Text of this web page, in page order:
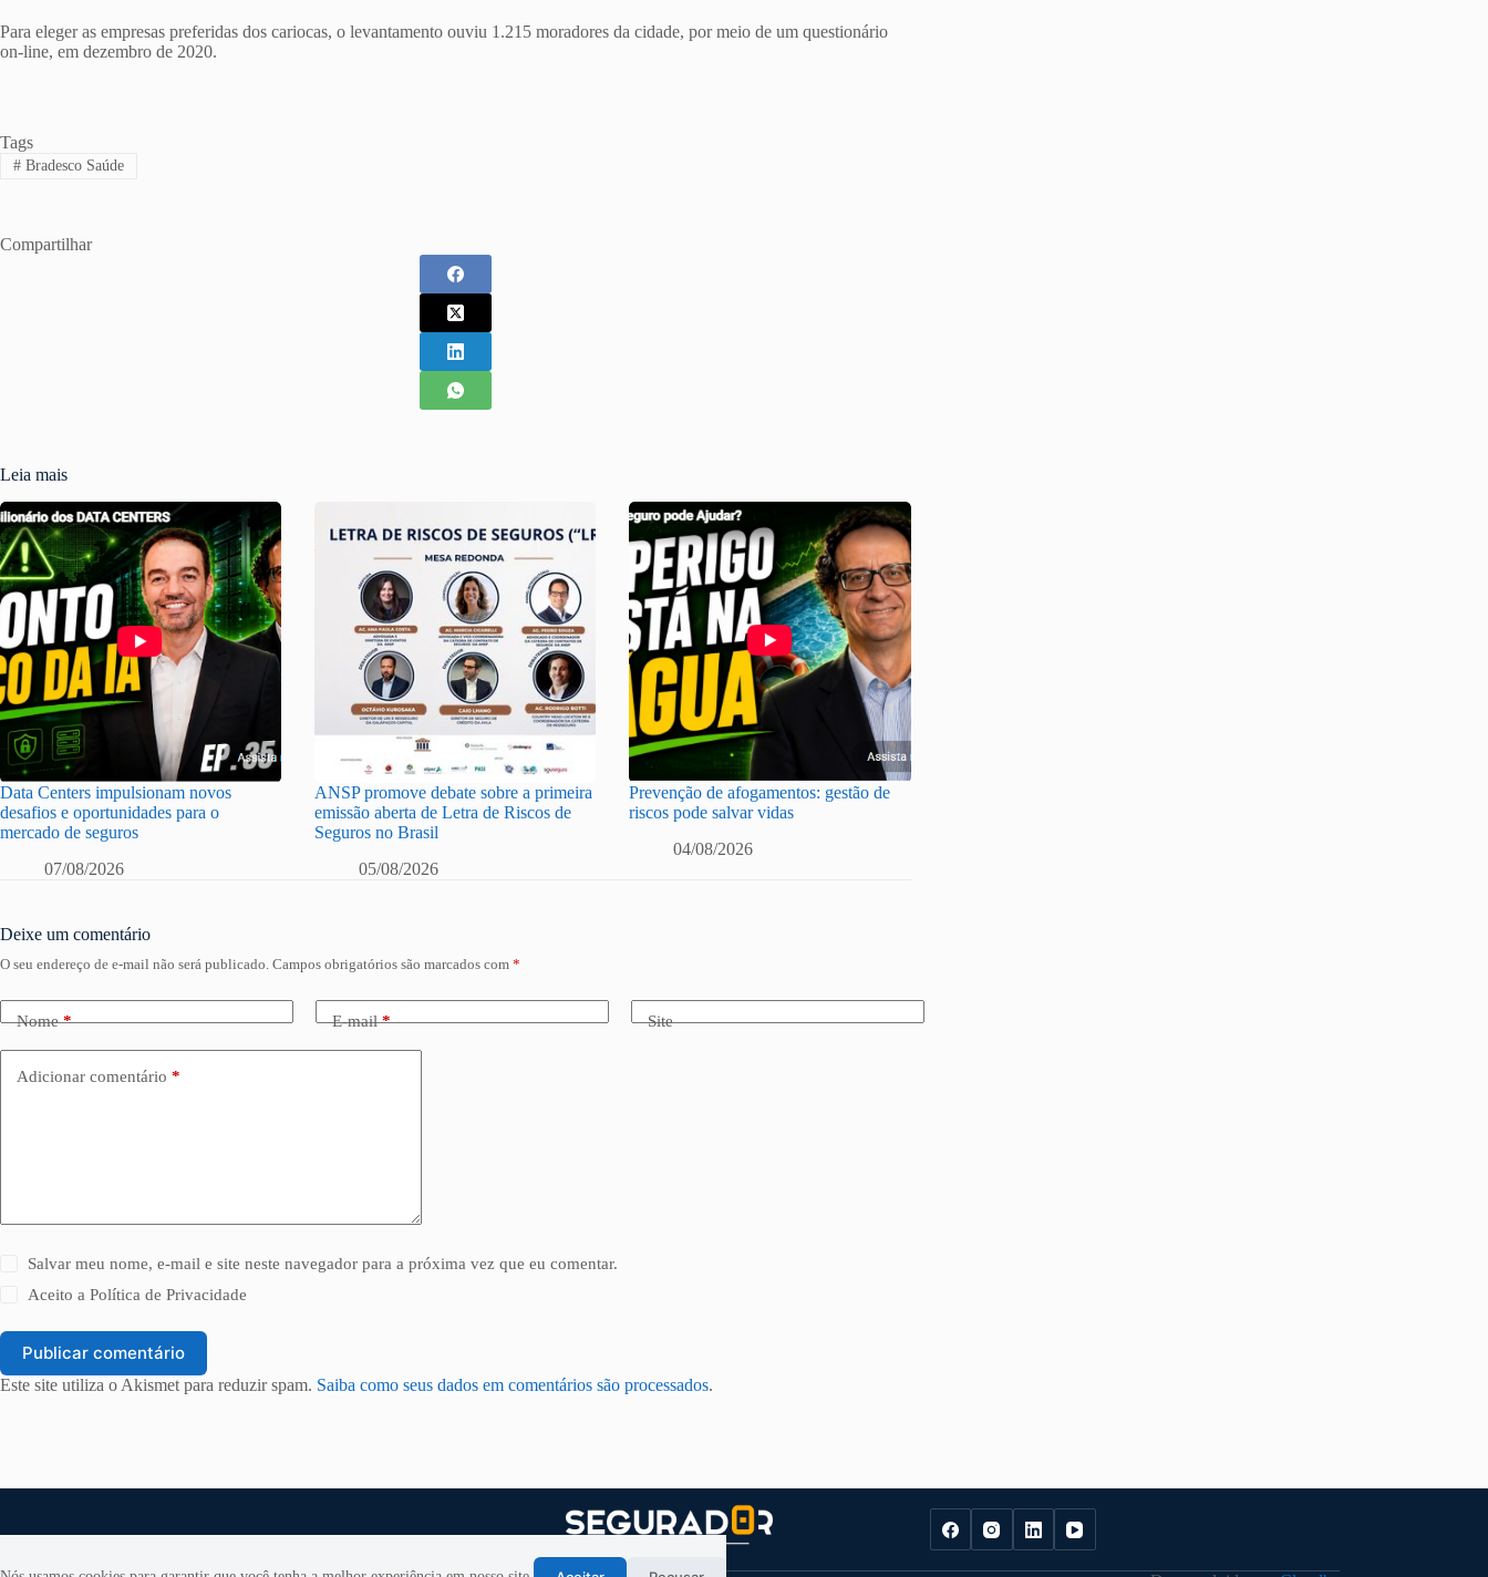
Para eleger as empresas preferidas dos cariocas, o levantamento ouviu 1.215 moradores da cidade, por meio de um questionário
on-line, em dezembro de 2020.
Tags
#Bradesco Saúde
Compartilhar
Leia mais
Data Centers impulsionam novos
desafios e oportunidades para o
mercado de seguros
07/08/2026
ANSP promove debate sobre a primeira
emissão aberta de Letra de Riscos de
Seguros no Brasil
05/08/2026
Prevenção de afogamentos: gestão de
riscos pode salvar vidas
04/08/2026
Deixe um comentário
O seu endereço de e-mail não será publicado. Campos obrigatórios são marcados com *
Nome* E-mail* Site
Adicionar comentário *
Salvar meu nome, e-mail e site neste navegador para a próxima vez que eu comentar.
Aceito aPolítica de Privacidade
Publicar comentário
Este site utiliza o Akismet para reduzir spam. Saiba como seus dados em comentários são processados.